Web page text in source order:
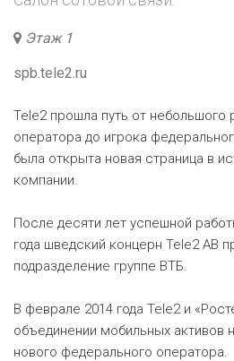
Этаж 1
spb.tele2.ru
Tele2 прошла путь от небольшого
оператора до игрока
была открыта новая страница в
компании.
После десяти лет успешной
года шведский концерн Tele2 AB
подразделение группе ВТБ.
В феврале 2014 года Tele2 и
объединении мобильных активов
нового федерального оператора.